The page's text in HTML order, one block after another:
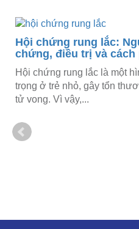
Hội chứng rung lắc:
chứng, điều trị và
Hội chứng rung lắc là một
trọng ở trẻ nhỏ, gây tổn
tử vong. Vì vậy,...